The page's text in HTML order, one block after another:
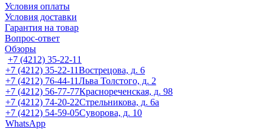
Условия оплаты
Условия доставки
Гарантия на товар
Вопрос-ответ
Обзоры
+7 (4212) 35-22-11
+7 (4212) 35-22-11Вострецова, д. 6
+7 (4212) 76-44-11Льва Толстого, д. 2
+7 (4212) 56-77-77Краснореченская, д. 98
+7 (4212) 74-20-22Стрельникова, д. 6а
+7 (4212) 54-59-05Суворова, д. 10
WhatsApp